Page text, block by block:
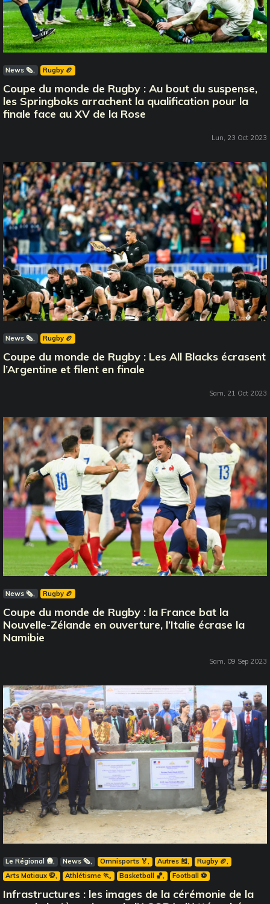
News 🗞️ Rugby 🏉
Coupe du monde de Rugby : Au bout du suspense,
les Springboks arrachent la qualification pour la
finale face au XV de la Rose
Lun, 23 Oct 2023
News 🗞️ Rugby 🏉
Coupe du monde de Rugby : Les All Blacks écrasent
l’Argentine et filent en finale
Sam, 21 Oct 2023
News 🗞️ Rugby 🏉
Coupe du monde de Rugby : la France bat la
Nouvelle-Zélande en ouverture, l’Italie écrase la
Namibie
Sam, 09 Sep 2023
Le Régional 🛖 News 🗞️ Omnisports 🏅 Autres 🎽
Rugby 🏉
Arts Matiaux 🥋
Athlétisme 🏃 Basketball 🏀 Football ⚽️
Infrastructures : les images de la cérémonie de la